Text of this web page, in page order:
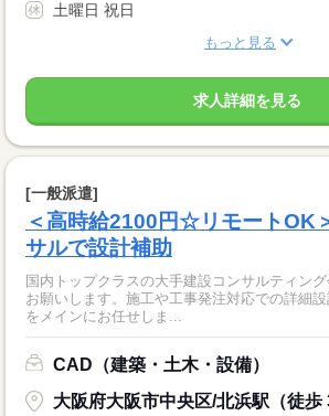
土曜日 祝日
もっと見る
求人詳細を見る
[一般派遣]
＜高時給2100円☆リモートOK
サルで設計補助
国内トップクラスの大手建設コンサルティン
お願いします。施工や工事発注対応での詳細
をメインにお任せしま...
CAD（建築・土木・設備）
大阪府大阪市中央区/北浜駅（徒歩